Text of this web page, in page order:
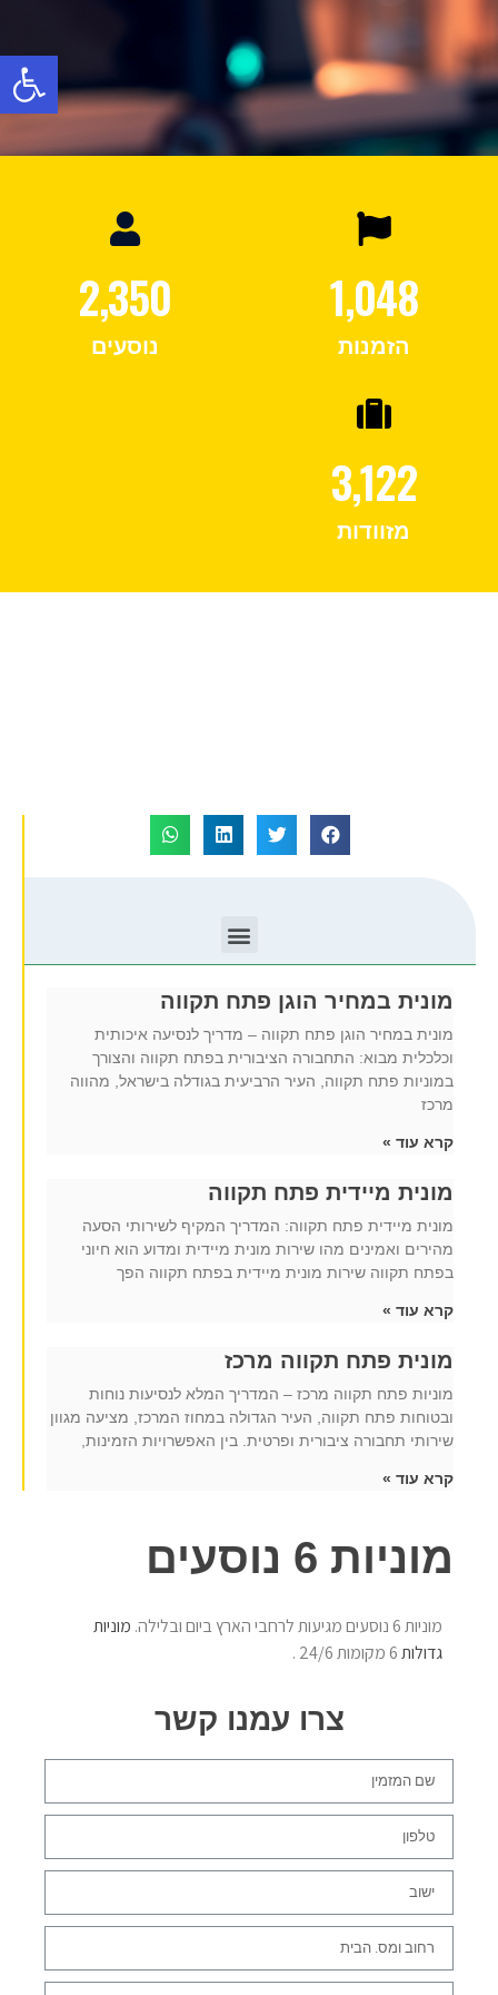
1,048
הזמנות
2,350
נוסעים
3,122
מזוודות
מונית במחיר הוגן פתח תקווה
מונית במחיר הוגן פתח תקווה – מדריך לנסיעה איכותית
וכלכלית מבוא: התחבורה הציבורית בפתח תקווה והצורך
במוניות פתח תקווה, העיר הרביעית בגודלה בישראל, מהווה
מרכז
קרא עוד »
מונית מיידית פתח תקווה
מונית מיידית פתח תקווה: המדריך המקיף לשירותי הסעה
מהירים ואמינים מהו שירות מונית מיידית ומדוע הוא חיוני
בפתח תקווה שירות מונית מיידית בפתח תקווה הפך
קרא עוד »
מונית פתח תקווה מרכז
מוניות פתח תקווה מרכז – המדריך המלא לנסיעות נוחות
ובטוחות פתח תקווה, העיר הגדולה במחוז המרכז, מציעה מגוון
שירותי תחבורה ציבורית ופרטית. בין האפשרויות הזמינות,
קרא עוד »
מוניות 6 נוסעים
מוניות 6 נוסעים מגיעות לרחבי הארץ ביום ובלילה.
מוניות
גדולות
צרו עמנו קשר